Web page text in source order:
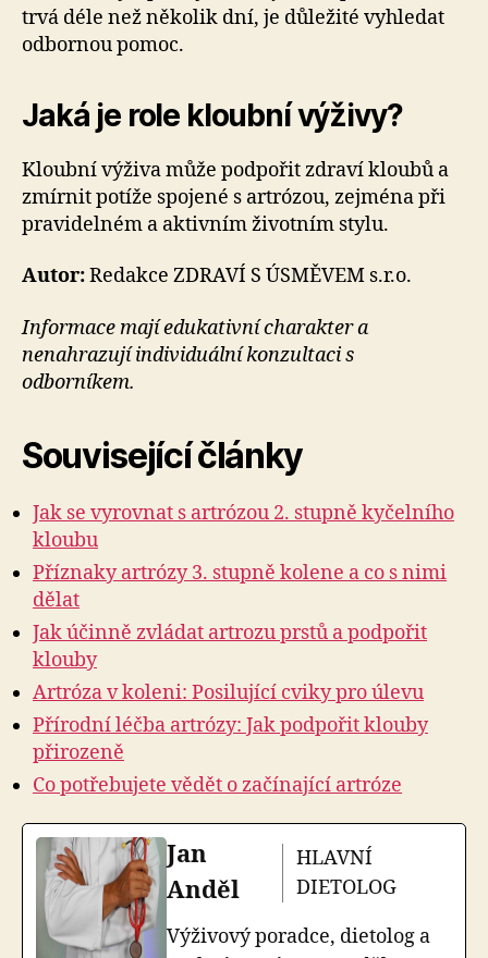
trvá déle než několik dní, je důležité vyhledat
odbornou pomoc.
Jaká je role kloubní výživy?
Kloubní výživa může podpořit zdraví kloubů a
zmírnit potíže spojené s artrózou, zejména při
pravidelném a aktivním životním stylu.
Autor:Redakce ZDRAVÍ S ÚSMĚVEM s.r.o.
Informace mají edukativní charakter a
nenahrazují individuální konzultaci s
odborníkem.
Související články
Jak se vyrovnat s artrózou 2. stupně kyčelního
kloubu
Příznaky artrózy 3. stupně kolene a co s nimi
dělat
Jak účinně zvládat artrozu prstů a podpořit
klouby
Artróza v koleni: Posilující cviky pro úlevu
Přírodní léčba artrózy: Jak podpořit klouby
přirozeně
Co potřebujete vědět o začínající artróze
Jan
Anděl
HLAVNÍ
DIETOLOG
Výživový poradce, dietolog a